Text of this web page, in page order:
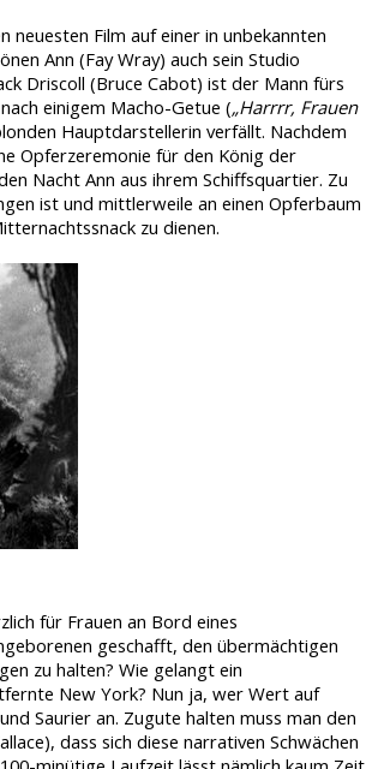
neuesten Film auf einer in unbekannten
Ann (Fay Wray) auch sein Studio
Driscoll (Bruce Cabot) ist der Mann fürs
einigem Macho-Getue („Harrrr, Frauen
Hauptdarstellerin verfällt. Nachdem
Opferzeremonie für den König der
Nacht Ann aus ihrem Schiffsquartier. Zu
ist und mittlerweile an einen Opferbaum
zu dienen.
für Frauen an Bord eines
geschafft, den übermächtigen
zu halten? Wie gelangt ein
New York? Nun ja, wer Wert auf
Saurier an. Zugute halten muss man den
dass sich diese narrativen Schwächen